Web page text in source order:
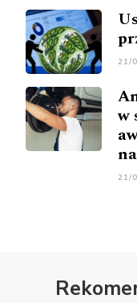
21/
w
21/